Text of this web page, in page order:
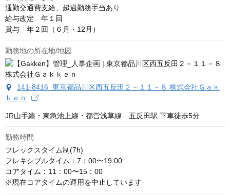
通勤交通費支給、超過勤務手当あり
給与改定　年１回
賞与　年２回（６月・12月）
勤務地の所在地/地図
141-8416 東京都品川区西五反田２－１１－８ 株式会社Ｇａｋ
ｋｅｎ
JR山手線・東急池上線・都営浅草線　五反田駅 下車徒歩5分
勤務時間
フレックスタイム制(7h)
フレキシブルタイム：7：00〜19:00
コアタイム：11：00〜15：00
※現在コアタイムの運用を中止しています